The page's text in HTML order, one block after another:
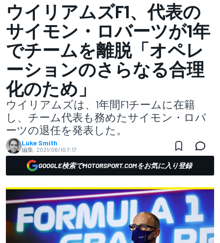
ウイリアムズF1、代表の
サイモン・ロバーツが1年
でチームを離脱「オペレ
ーションのさらなる合理
化のため」
ウイリアムズは、1年間F1チームに在籍
し、チーム代表も務めたサイモン・ロバ
ーツの退任を発表した。
Luke Smith
編集: 2021/06/10 7:17
GOOGLE検索でMOTORSPORT.COMをお気に入り登録